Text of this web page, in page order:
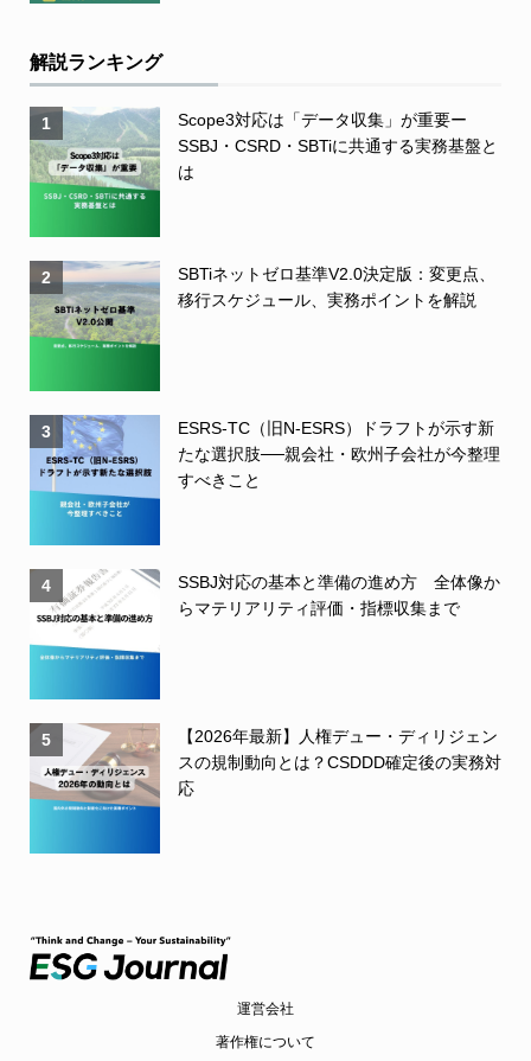
解説ランキング
1
Scope3対応は「データ収集」が重要ー
SSBJ・CSRD・SBTiに共通する実務基盤と
は
2
SBTiネットゼロ基準V2.0決定版：変更点、
移行スケジュール、実務ポイントを解説
3
ESRS-TC（旧N-ESRS）ドラフトが示す新
たな選択肢──親会社・欧州子会社が今整理
すべきこと
4
SSBJ対応の基本と準備の進め方 全体像か
らマテリアリティ評価・指標収集まで
5
【2026年最新】人権デュー・ディリジェン
スの規制動向とは？CSDDD確定後の実務対
応
運営会社
著作権について